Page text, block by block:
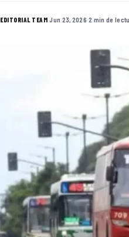
EDITORIAL TEAM·Jun 23, 2026·2 min de